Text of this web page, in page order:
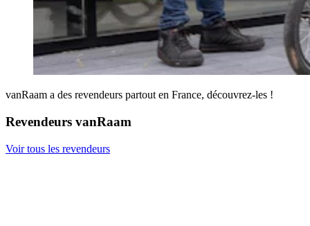
vanRaam a des revendeurs partout en France, découvrez-les !
Revendeurs vanRaam
Voir tous les revendeurs